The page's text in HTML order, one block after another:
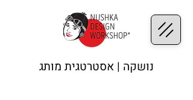
נושקה | אסטרטגית מותג